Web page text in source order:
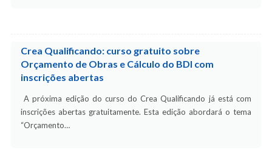
Crea Qualificando: curso gratuito sobre
Orçamento de Obras e Cálculo do BDI com
inscrições abertas
A próxima edição do curso do Crea Qualificando já está com
inscrições abertas gratuitamente. Esta edição abordará o tema
“Orçamento…